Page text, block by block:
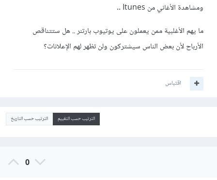
ومشاهدة الأغاني من Itunes ..
ما يهم الأغلبية ممن يعملون على يوتيوب بارتنر .. هل ستتناقص
الأرباح لأن بعض الناس سيشتركون ولن تظهر لهم الإعلانات؟
اقتباس
الترتيب حسب التقييم الترتيب حسب التاريخ
0